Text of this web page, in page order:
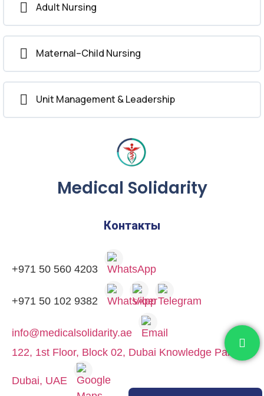
Pediatric Nursing
Obstetric and Gynecological Nursing
Mental Health Nursing
Medical-Surgical Nursing
Fundamentals of Nursing
Emergency and Critical Care
Community Health Nursing
Adult Nursing
Maternal–Child Nursing
Unit Management & Leadership
Medical Solidarity
Контакты
+971 50 560 4203
+971 50 102 9382
info@medicalsolidarity.ae
122, 1st Floor, Block 02, Dubai Knowledge Park,
Dubai, UAE